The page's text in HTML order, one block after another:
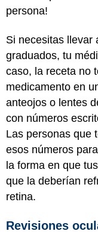
persona!
Si necesitas llevar
graduados, tu
caso, la receta no
medicamento en
anteojos o lentes
con números
Las personas que
esos números
la forma en que
que la deberían
retina.
Revisiones